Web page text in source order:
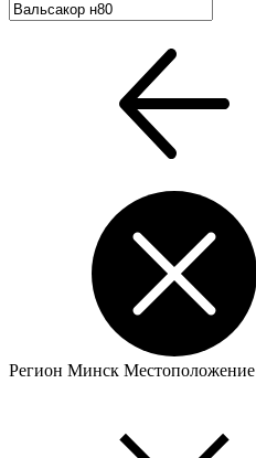
Регион Минск Местоположение